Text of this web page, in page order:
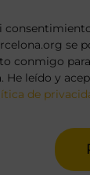
se
conmigo
He leído y
de